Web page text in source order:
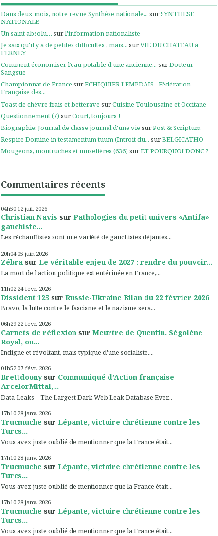
Dans deux mois, notre revue Synthèse nationale... surSYNTHESE
NATIONALE
Un saint absolu… surl'information nationaliste
Je sais qu'il y a de petites difficultés , mais... surVIE DU CHATEAU à
FERNEY
Comment économiser l’eau potable d’une ancienne... surDocteur
Sangsue
Championnat de France surECHIQUIER LEMPDAIS - Fédération
Française des...
Toast de chèvre frais et betterave surCuisine Toulousaine et Occitane
Questionnement (7) surCourt, toujours !
Biographie: Journal de classe journal d'une vie surPost & Scriptum
Respice Domine in testamentum tuum (Introit du... surBELGICATHO
Mougeons, moutruches et muselières (636) surET POURQUOI DONC ?
Commentaires récents
04h50 12 juil. 2026
Christian Navis sur Pathologies du petit univers «Antifa»
gauchiste...
Les réchauffistes sont une variété de gauchistes déjantés...
20h04 05 juin 2026
Zébra sur Le véritable enjeu de 2027 : rendre du pouvoir...
La mort de l'action politique est entérinée en France,...
11h02 24 févr. 2026
Dissident 125 sur Russie-Ukraine Bilan du 22 février 2026
Bravo, la lutte contre le fascisme et le nazisme sera...
06h29 22 févr. 2026
Carnets de réflexion sur Meurtre de Quentin. Ségolène
Royal, ou...
Indigne et révoltant, mais typique d'une socialiste....
01h52 07 févr. 2026
Brettdoonysur Communiqué d’Action française –
ArcelorMittal,...
Data-Leaks – The Largest Dark Web Leak Database Ever...
17h10 28 janv. 2026
Trucmuche sur Lépante, victoire chrétienne contre les
Turcs...
Vous avez juste oublié de mentionner que la France était...
17h10 28 janv. 2026
Trucmuche sur Lépante, victoire chrétienne contre les
Turcs...
Vous avez juste oublié de mentionner que la France était...
17h10 28 janv. 2026
Trucmuche sur Lépante, victoire chrétienne contre les
Turcs...
Vous avez juste oublié de mentionner que la France était...